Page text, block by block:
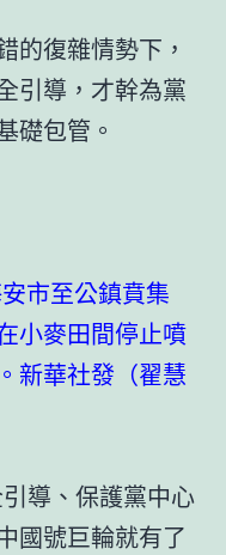
的復雜情勢下，
引導，才幹為黨
礎包管。
市至公鎮賁集
小麥田間停止噴
新華社發（翟慧
導、保護黨中心
國號巨輪就有了